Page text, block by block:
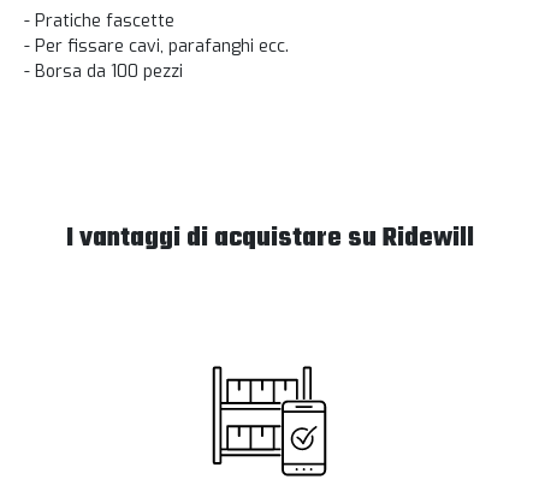
- Pratiche fascette
- Per fissare cavi, parafanghi ecc.
- Borsa da 100 pezzi
I vantaggi di acquistare su Ridewill